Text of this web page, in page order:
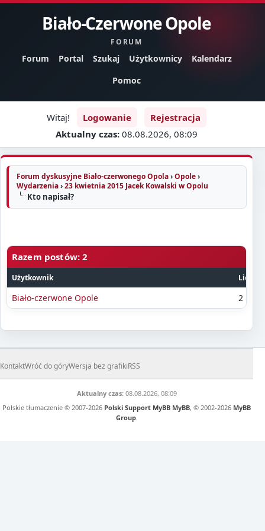
Biało-Czerwone Opole
FORUM
Forum Portal Szukaj Użytkownicy
Kalendarz
Pomoc
Witaj! Logowanie
Rejestracja
Aktualny czas: 08.08.2026, 08:09
Forum dyskusyjne Biało-czerwonego Opola›Opole›
Wydarzenia›23 kwietnia 2015 Jacek Kowalski w Opolu
Kto napisał?
Razem postów: 2
Użytkownik Liczba
Biało-czerwone Opole 2
KontaktWróć do góryWersja bez grafikiRSS
Aktualny czas:08.08.2026, 08:09
Polskie tłumaczenie © 2007-2026 Polski Support MyBB MyBB, © 2002-2026 MyBB
Group.